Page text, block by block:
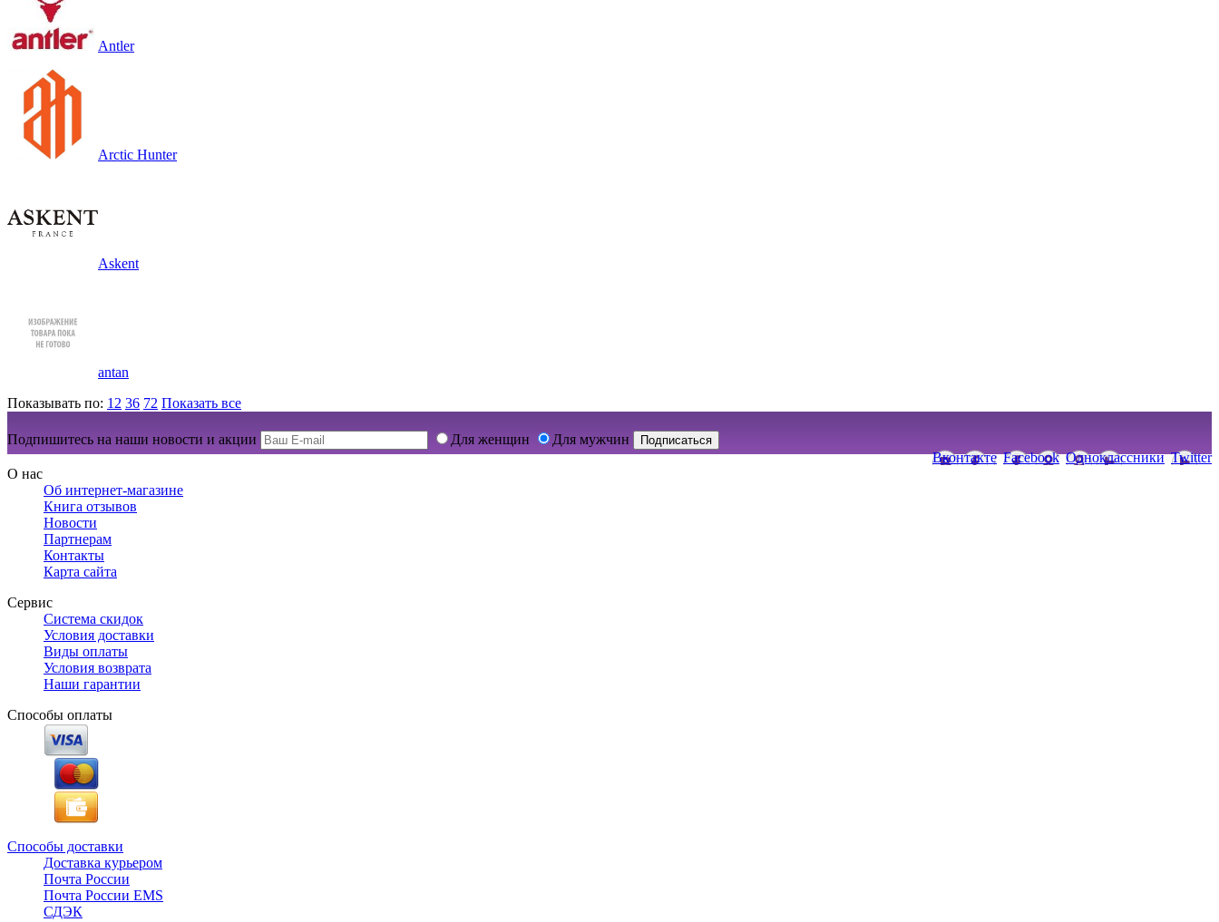
Antler
Arctic Hunter
Askent
antan
Показывать по: 12 36 72 Показать все
Подпишитесь на наши новости и акции Для женщин Для мужчин Подписаться
Вконтакте Facebook Одноклассники Twitter
О нас
Об интернет-магазине
Книга отзывов
Новости
Партнерам
Контакты
Карта сайта
Сервис
Система скидок
Условия доставки
Виды оплаты
Условия возврата
Наши гарантии
Способы оплаты
Способы доставки
Доставка курьером
Почта России
Почта России EMS
СДЭК